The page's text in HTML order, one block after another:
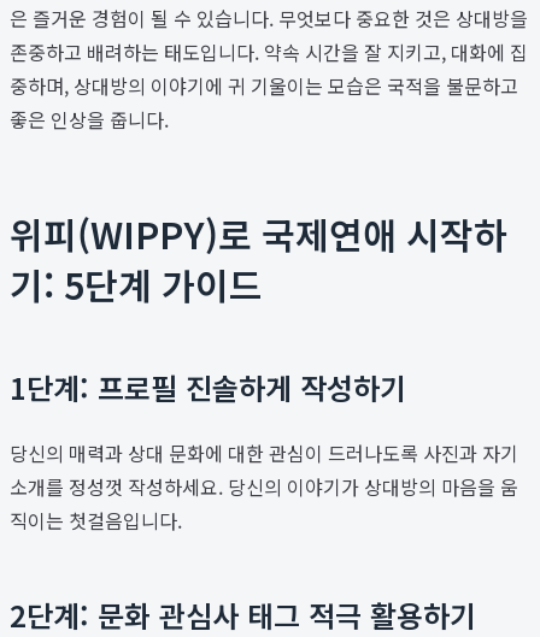
은 즐거운 경험이 될 수 있습니다. 무엇보다 중요한 것은 상대방을
존중하고 배려하는 태도입니다. 약속 시간을 잘 지키고, 대화에 집
중하며, 상대방의 이야기에 귀 기울이는 모습은 국적을 불문하고
좋은 인상을 줍니다.
위피(WIPPY)로 국제연애 시작하
기: 5단계 가이드
1단계: 프로필 진솔하게 작성하기
당신의 매력과 상대 문화에 대한 관심이 드러나도록 사진과 자기
소개를 정성껏 작성하세요. 당신의 이야기가 상대방의 마음을 움
직이는 첫걸음입니다.
2단계: 문화 관심사 태그 적극 활용하기